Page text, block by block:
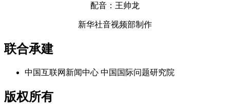
配音：王帅龙
新华社音视频部制作
联合承建
中国互联网新闻中心 中国国际问题研究院
版权所有